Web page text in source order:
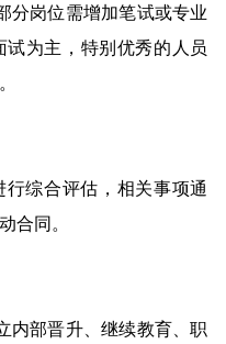
分岗位需增加笔试或专业
为主，特别优秀的人员
综合评估，相关事项通
合同。
内部晋升、继续教育、职